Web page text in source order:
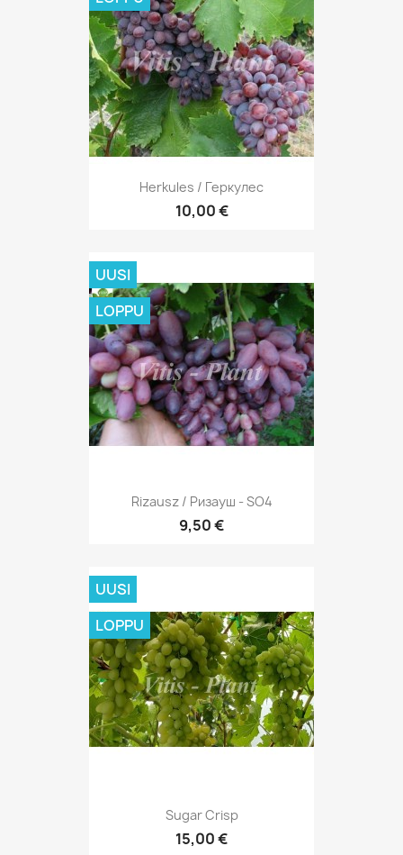
Herkules / Геркулес
10,00 €
Rizausz / Ризауш - SO4
9,50 €
UUSI
LOPPU
Sugar Crisp
15,00 €
UUSI
LOPPU